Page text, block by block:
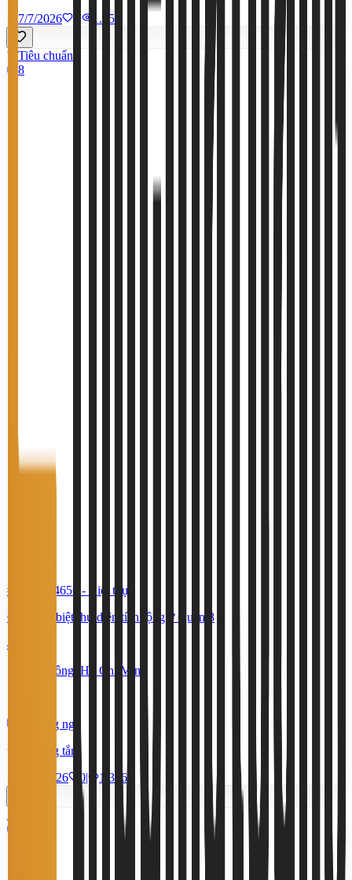
7/7/2026
1.451
Tiêu chuẩn
8
#TS84434656 -
Biệt thự
Cho thuê biệt thự diện tích rộng ở Quận 8
45 Triệu
Bình Đông, Hồ Chí Minh
5 phòng ngủ
5 phòng tắm
10/7/2026
0| 1.376
Miễn phí